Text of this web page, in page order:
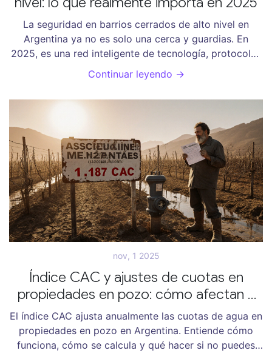
La seguridad en barrios cerrados de alto nivel en
Argentina ya no es solo una cerca y guardias. En
2025, es una red inteligente de tecnología, protocolos
y comunidad. Aquí te decimos qué realmente importa.
Continuar leyendo →
nov, 1 2025
Índice CAC y ajustes de cuotas en
propiedades en pozo: cómo afectan a
los propietarios en Argentina
El índice CAC ajusta anualmente las cuotas de agua en
propiedades en pozo en Argentina. Entiende cómo
funciona, cómo se calcula y qué hacer si no puedes